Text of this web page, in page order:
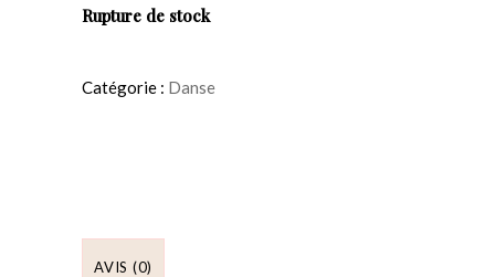
Rupture de stock
Catégorie : Danse
AVIS (0)